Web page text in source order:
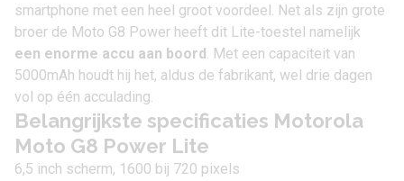
smartphone met een heel groot voordeel. Net als zijn grote
broer de Moto G8 Power heeft dit Lite-toestel namelijk
een enorme accu aan boord . Met een capaciteit van
5000mAh houdt hij het, aldus de fabrikant, wel drie dagen
vol op één acculading.
Belangrijkste specificaties Motorola
Moto G8 Power Lite
6,5 inch scherm, 1600 bij 720 pixels